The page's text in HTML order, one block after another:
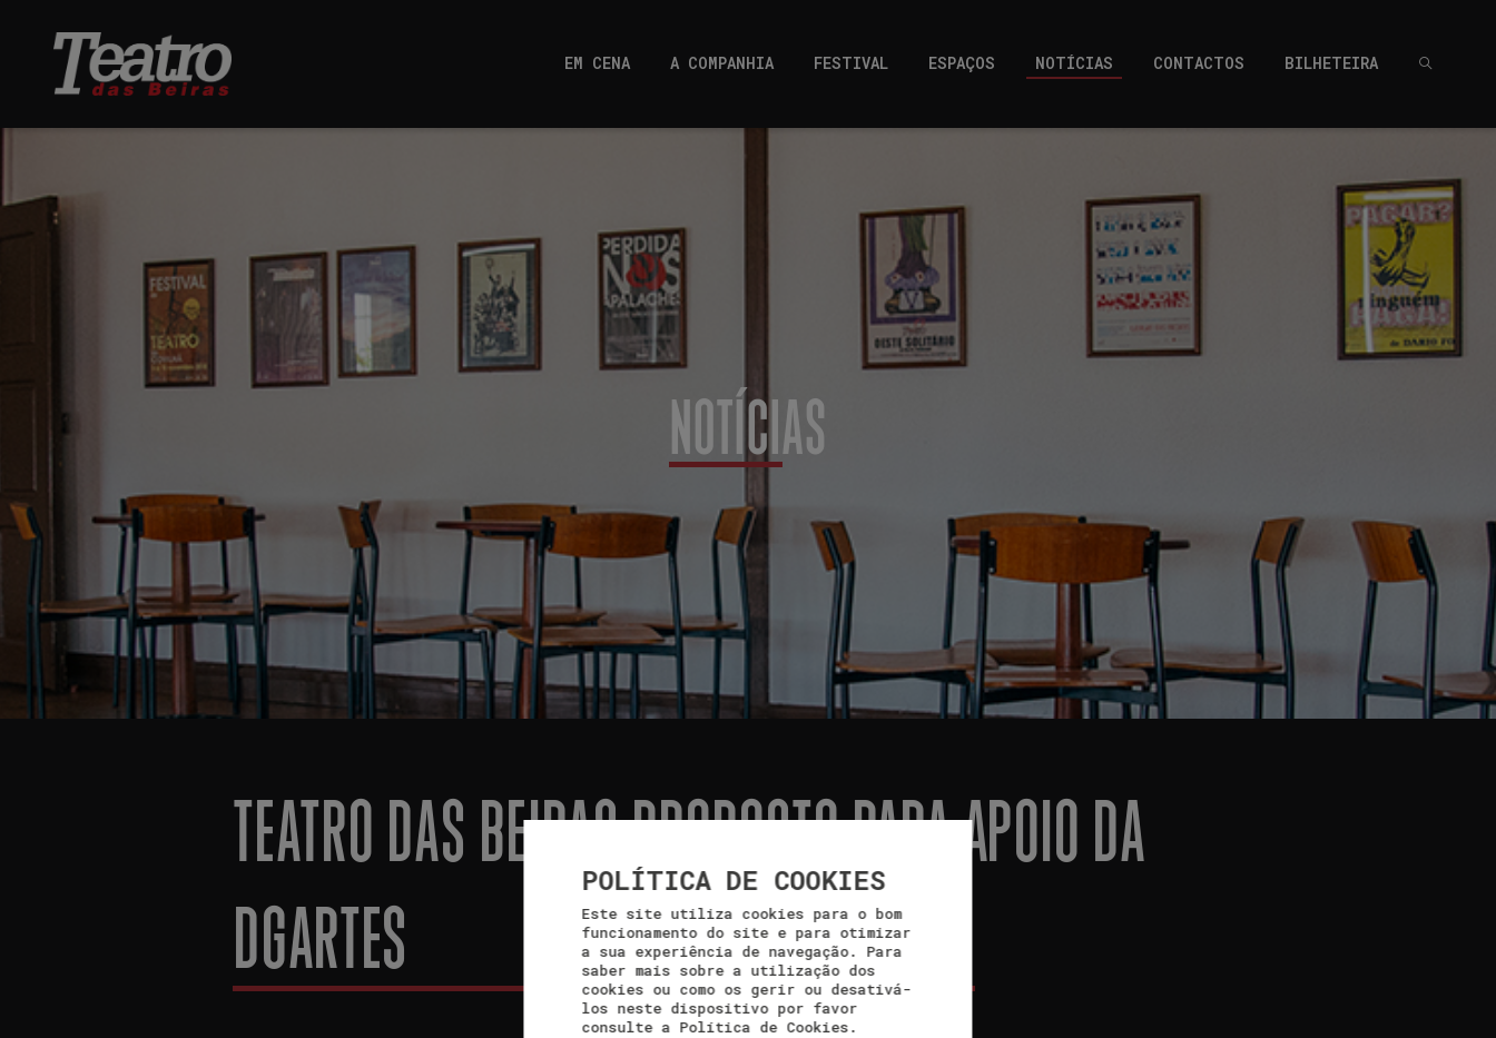
POLÍTICA DE COOKIES
Este site utiliza cookies para o bom
funcionamento do site e para otimizar
a sua experiência de navegação. Para
saber mais sobre a utilização dos
cookies ou como os gerir ou desativá-
los neste dispositivo por favor
consulte a Política de Cookies.
EM CENA A COMPANHIA FESTIVAL ESPAÇOS NOTÍCIAS CONTACTOS BILHETEIRA
NOTÍCIAS
TEATRO DAS BEIRAS PROPOSTO PARA APOIO DA
DGARTES